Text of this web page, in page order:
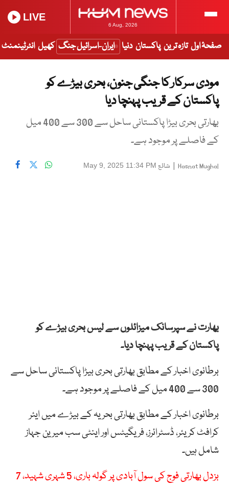
6 Aug, 2026
LIVE
صفحۂ اول تازہ ترین پاکستان دنیا ایران-اسرائیل جنگ کھیل انٹرٹینمنٹ
مودی سرکار کا جنگی جنون، بحری بیڑے کو
پاکستان کے قریب پہنچا دیا
بھارتی بحری بیڑا پاکستانی ساحل سے 300 سے 400 میل
کے فاصلے پر موجود ہے۔
Hasnat Mughal
| شائع May 9, 2025 11:34 PM
بھارت نے سپرسانک میزائلوں سے لیس بحری بیڑے کو
پاکستان کے قریب پہنچا دیا۔
برطانوی اخبار کے مطابق بھارتی بحری بیڑا پاکستانی ساحل سے
300 سے 400 میل کے فاصلے پر موجود ہے۔
برطانوی اخبار کے مطابق بھارتی بحریہ کے بیڑے میں ایئر
کرافٹ کریئر، ڈسٹرائرز، فریگیٹس اور اینٹی سب میرین جہاز
شامل ہیں۔
بزدل بھارتی فوج کی سول آبادی پر گولہ باری، 5 شہری شہید، 7